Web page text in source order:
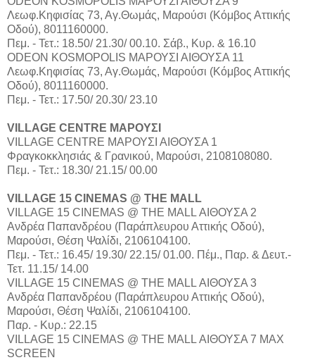
Λεωφ.Κηφισίας 73, Αγ.Θωμάς, Μαρούσι (Κόμβος Αττικής
Οδού), 8011160000.
Πεμ. - Τετ.: 18.50/ 21.30/ 00.10. Σάβ., Κυρ. & 16.10
ODEON KOSMOPOLIS ΜΑΡΟΥΣΙ ΑΙΘΟΥΣΑ 11
Λεωφ.Κηφισίας 73, Αγ.Θωμάς, Μαρούσι (Κόμβος Αττικής
Οδού), 8011160000.
Πεμ. - Τετ.: 17.50/ 20.30/ 23.10
VILLAGE CENTRE ΜΑΡΟΥΣΙ
VILLAGE CENTRE ΜΑΡΟΥΣΙ ΑΙΘΟΥΣΑ 1
Φραγκοκκλησιάς & Γρανικού, Μαρούσι, 2108108080.
Πεμ. - Τετ.: 18.30/ 21.15/ 00.00
VILLAGE 15 CINEMAS @ THE MALL
VILLAGE 15 CINEMAS @ THE MALL ΑΙΘΟΥΣΑ 2
Aνδρέα Παπανδρέου (Παράπλευρου Αττικής Οδού),
Μαρούσι, Θέση Ψαλίδι, 2106104100.
Πεμ. - Τετ.: 16.45/ 19.30/ 22.15/ 01.00. Πέμ., Παρ. & Δευτ.-
Τετ. 11.15/ 14.00
VILLAGE 15 CINEMAS @ THE MALL ΑΙΘΟΥΣΑ 3
Aνδρέα Παπανδρέου (Παράπλευρου Αττικής Οδού),
Μαρούσι, Θέση Ψαλίδι, 2106104100.
Παρ. - Κυρ.: 22.15
VILLAGE 15 CINEMAS @ THE MALL ΑΙΘΟΥΣΑ 7 MAX
SCREEN